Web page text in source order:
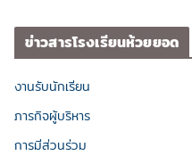
ข่าวสารโรงเรียนห้วยยอด
งานรับนักเรียน
ภารกิจผู้บริหาร
การมีส่วนร่วม